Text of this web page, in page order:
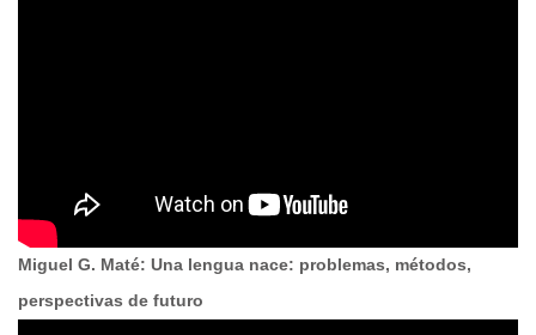
Miguel G. Maté: Una lengua nace: problemas, métodos,
perspectivas de futuro